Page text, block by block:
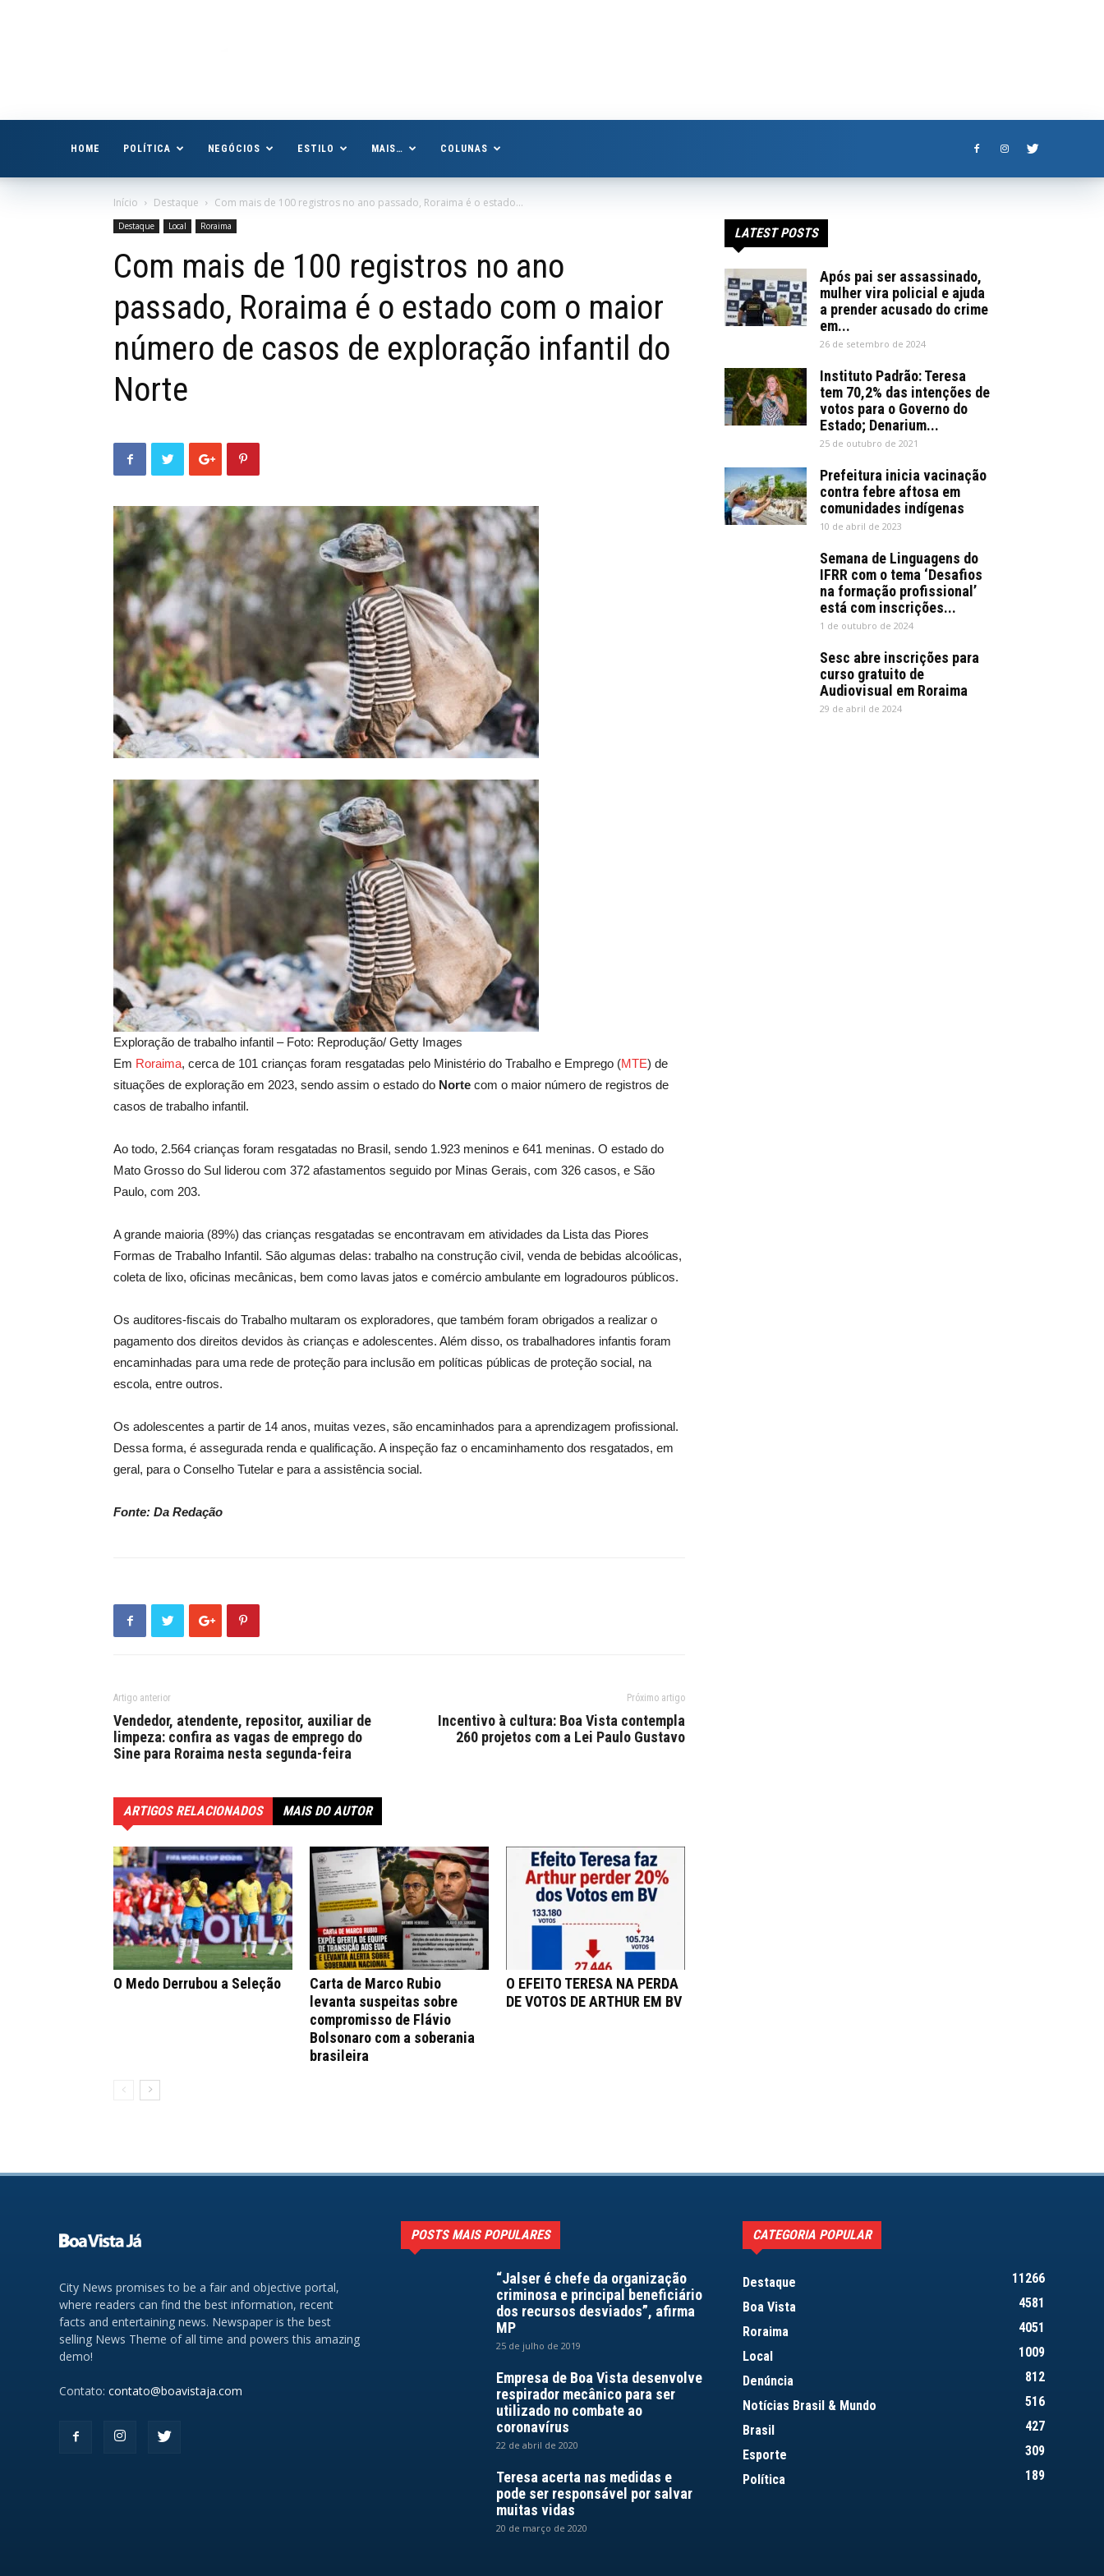
HOME POLÍTICA NEGÓCIOS ESTILO MAIS… COLUNAS
Início Destaque Com mais de 100 registros no ano passado, Roraima é o estado...
Destaque Local Roraima
Com mais de 100 registros no ano
passado, Roraima é o estado com o maior
número de casos de exploração infantil do
Norte
Exploração de trabalho infantil – Foto: Reprodução/ Getty Images
Em Roraima, cerca de 101 crianças foram resgatadas pelo Ministério do Trabalho e Emprego (MTE) de
situações de exploração em 2023, sendo assim o estado do Norte com o maior número de registros de
casos de trabalho infantil.
Ao todo, 2.564 crianças foram resgatadas no Brasil, sendo 1.923 meninos e 641 meninas. O estado do
Mato Grosso do Sul liderou com 372 afastamentos seguido por Minas Gerais, com 326 casos, e São
Paulo, com 203.
A grande maioria (89%) das crianças resgatadas se encontravam em atividades da Lista das Piores
Formas de Trabalho Infantil. São algumas delas: trabalho na construção civil, venda de bebidas alcoólicas,
coleta de lixo, oficinas mecânicas, bem como lavas jatos e comércio ambulante em logradouros públicos.
Os auditores-fiscais do Trabalho multaram os exploradores, que também foram obrigados a realizar o
pagamento dos direitos devidos às crianças e adolescentes. Além disso, os trabalhadores infantis foram
encaminhadas para uma rede de proteção para inclusão em políticas públicas de proteção social, na
escola, entre outros.
Os adolescentes a partir de 14 anos, muitas vezes, são encaminhados para a aprendizagem profissional.
Dessa forma, é assegurada renda e qualificação. A inspeção faz o encaminhamento dos resgatados, em
geral, para o Conselho Tutelar e para a assistência social.
Fonte: Da Redação
Artigo anterior
Vendedor, atendente, repositor, auxiliar de
limpeza: confira as vagas de emprego do
Sine para Roraima nesta segunda-feira
Próximo artigo
Incentivo à cultura: Boa Vista contempla
260 projetos com a Lei Paulo Gustavo
ARTIGOS RELACIONADOS MAIS DO AUTOR
O Medo Derrubou a Seleção
Carta de Marco Rubio
levanta suspeitas sobre
compromisso de Flávio
Bolsonaro com a soberania
brasileira
O EFEITO TERESA NA PERDA
DE VOTOS DE ARTHUR EM BV
LATEST POSTS
Após pai ser assassinado,
mulher vira policial e ajuda
a prender acusado do crime
em...
26 de setembro de 2024
Instituto Padrão: Teresa
tem 70,2% das intenções de
votos para o Governo do
Estado; Denarium...
25 de outubro de 2021
Prefeitura inicia vacinação
contra febre aftosa em
comunidades indígenas
10 de abril de 2023
Semana de Linguagens do
IFRR com o tema ‘Desafios
na formação profissional’
está com inscrições...
1 de outubro de 2024
Sesc abre inscrições para
curso gratuito de
Audiovisual em Roraima
29 de abril de 2024
City News promises to be a fair and objective portal,
where readers can find the best information, recent
facts and entertaining news. Newspaper is the best
selling News Theme of all time and powers this amazing
demo!
Contato: contato@boavistaja.com
POSTS MAIS POPULARES
“Jalser é chefe da organização
criminosa e principal beneficiário
dos recursos desviados”, afirma
MP
25 de julho de 2019
Empresa de Boa Vista desenvolve
respirador mecânico para ser
utilizado no combate ao
coronavírus
22 de abril de 2020
Teresa acerta nas medidas e
pode ser responsável por salvar
muitas vidas
20 de março de 2020
CATEGORIA POPULAR
Destaque
11266
Boa Vista
4581
Roraima
4051
Local
1009
Denúncia
812
Notícias Brasil & Mundo
516
Brasil
427
Esporte
309
Política
189